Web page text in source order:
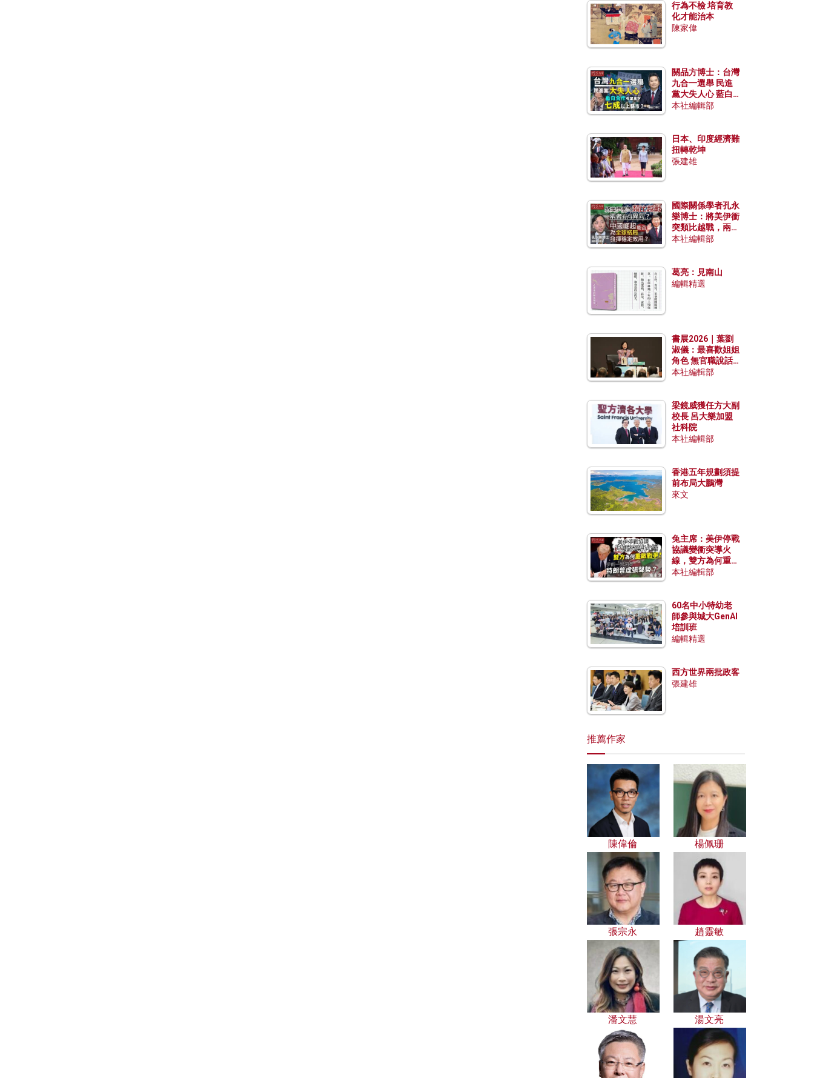
行為不檢 培育教
化才能治本
陳家偉
關品方博士：台灣
九合一選舉 民進
黨大失人心 藍白
合作有望拿下七成
本社編輯部
日本、印度經濟難
扭轉乾坤
張建雄
國際關係學者孔永
樂博士：將美伊衝
突類比越戰，兩者
有何異同？中國崛
本社編輯部
葛亮：見南山
編輯精選
書展2026｜葉劉
淑儀：最喜歡姐姐
角色 無官職說話
包袱少
本社編輯部
梁鏡威獲任方大副
校長 呂大樂加盟
社科院
本社編輯部
香港五年規劃須提
前布局大鵬灣
來文
兔主席：美伊停戰
協議變衝突導火
線，雙方為何重啟
戰爭？伊朗一早洞
本社編輯部
60名中小特幼老
師參與城大GenAI
培訓班
編輯精選
西方世界兩批政客
張建雄
推薦作家
陳偉倫 楊佩珊
張宗永 趙靈敏
潘文慧 湯文亮